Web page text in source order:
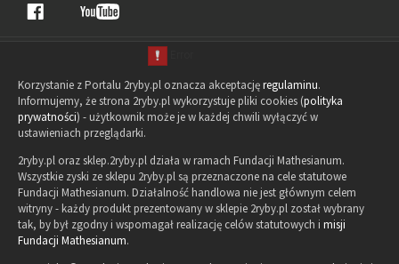
Korzystanie z Portalu 2ryby.pl oznacza akceptacjęregulaminu.
Informujemy, że strona 2ryby.pl wykorzystuje pliki cookies (polityka
prywatności) - użytkownik może je w każdej chwili wyłączyć w
ustawieniach przeglądarki.
2ryby.pl oraz sklep.2ryby.pl działa w ramach Fundacji Mathesianum.
Wszystkie zyski ze sklepu 2ryby.pl są przeznaczone na cele statutowe
Fundacji Mathesianum. Działalność handlowa nie jest głównym celem
witryny - każdy produkt prezentowany w sklepie 2ryby.pl został wybrany
tak, by był zgodny i wspomagał realizację celów statutowych i misji
Fundacji Mathesianum.